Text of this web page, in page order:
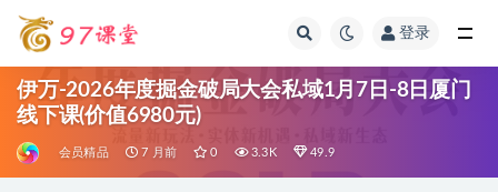
登录
伊万-2026年度掘金破局大会私域1月7日-8日厦门
线下课(价值6980元)
会员精品 7 月前 0 3.3K 49.9